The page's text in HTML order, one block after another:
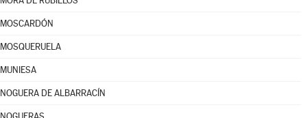
MOSCARDÓN
MOSQUERUELA
MUNIESA
NOGUERA DE ALBARRACÍN